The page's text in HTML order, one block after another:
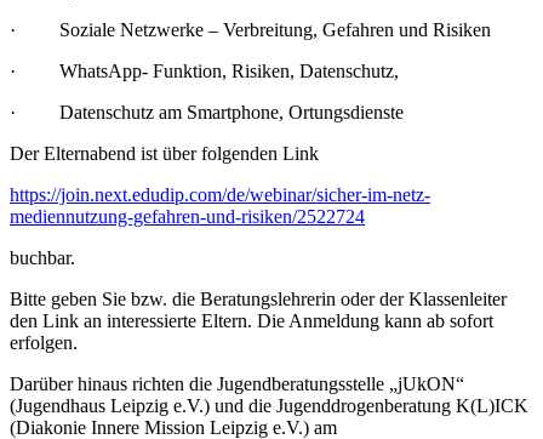
· Soziale Netzwerke – Verbreitung, Gefahren und Risiken
· WhatsApp- Funktion, Risiken, Datenschutz,
· Datenschutz am Smartphone, Ortungsdienste
Der Elternabend ist über folgenden Link
https://join.next.edudip.com/de/webinar/sicher-im-netz-
mediennutzung-gefahren-und-risiken/2522724
buchbar.
Bitte geben Sie bzw. die Beratungslehrerin oder der Klassenleiter
den Link an interessierte Eltern. Die Anmeldung kann ab sofort
erfolgen.
Darüber hinaus richten die Jugendberatungsstelle „jUkON“
(Jugendhaus Leipzig e.V.) und die Jugenddrogenberatung K(L)ICK
(Diakonie Innere Mission Leipzig e.V.) am